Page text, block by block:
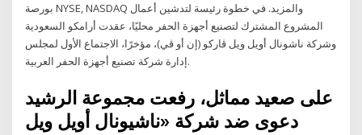
بورصة NYSE, NASDAQ والمزيد. في خطوة رئيسة لتدشين أعمال
المشروع المشترك لتصنيع أجهزة الحفر محليًا، عقدت أرامكو السعودية
وشركة ناشونال أويل ويل ڤاركو (إن أو ڤي)، مؤخرًا، الاجتماع الأول لمجلس
إدارة شركة تصنيع أجهزة الحفر العربية.
على صعيد مماثل، رفعت مجموعة الرشيد
دعوى ضد شركة «ناشيونال أويل ويل